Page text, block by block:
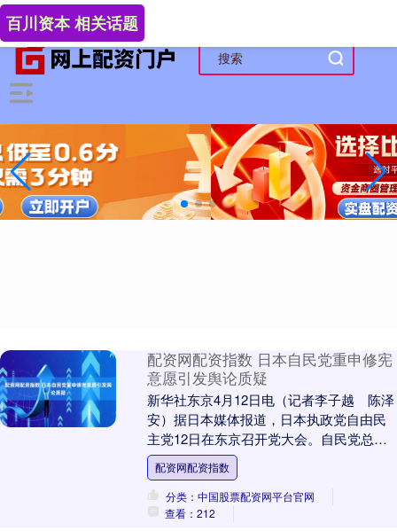
-->
百川资本 相关话题
配资网配资指数 日本自民党重申修宪
意愿引发舆论质疑
新华社东京4月12日电（记者李子越 陈泽
安）据日本媒体报道，日本执政党自由民
主党12日在东京召开党大会。自民党总裁
高市早苗以及大会发布的文件均重申推进
修宪的意愿....
配资网配资指数
分类：中国股票配资网平台官网
查看：212